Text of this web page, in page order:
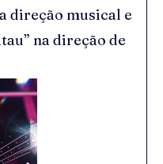
direção musical e
na direção de